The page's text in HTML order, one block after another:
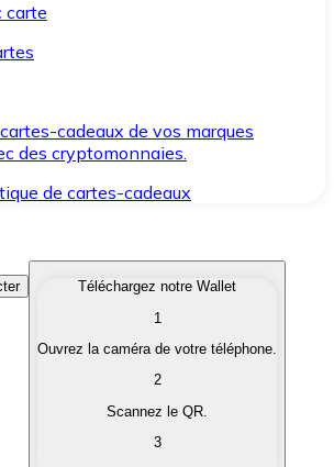
carte
cadeaux de vos marques
des cryptomonnaies.
de cartes-cadeaux
qui vous intéressent
vos cryptomonnaies en monnaie
Téléchargez notre Wallet
1
Ouvrez la caméra de votre téléphone.
2
Scannez le QR.
3